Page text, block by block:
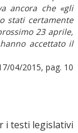
ancora che «gli
stati certamente
23 aprile,
accettato il
04/2015, pag. 10
i testi legislativi